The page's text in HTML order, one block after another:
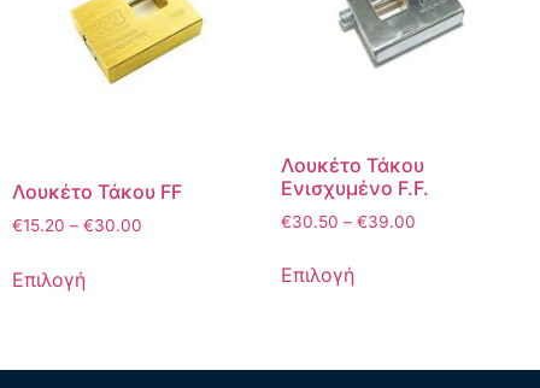
Λουκέτο Τάκου FF
€15.20 – €30.00
Επιλογή
Λουκέτο Τάκου
Ενισχυμένο F.F.
€30.50 – €39.00
Επιλογή